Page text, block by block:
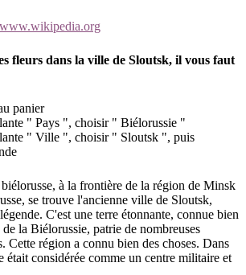
www.wikipedia.org
fleurs dans la ville de Sloutsk, il vous faut
panier
" Pays ", choisir " Biélorussie "
" Ville ", choisir " Sloutsk ", puis
à la frontière de la région de Minsk
se trouve l'ancienne ville de Sloutsk,
C'est une terre étonnante, connue bien
la Biélorussie, patrie de nombreuses
Cette région a connu bien des choses. Dans
était considérée comme un centre militaire et